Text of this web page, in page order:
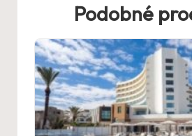
Podobné